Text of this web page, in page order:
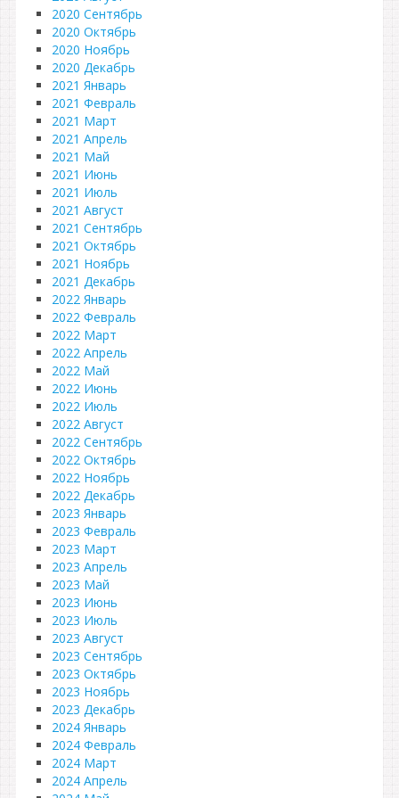
2020 Сентябрь
2020 Октябрь
2020 Ноябрь
2020 Декабрь
2021 Январь
2021 Февраль
2021 Март
2021 Апрель
2021 Май
2021 Июнь
2021 Июль
2021 Август
2021 Сентябрь
2021 Октябрь
2021 Ноябрь
2021 Декабрь
2022 Январь
2022 Февраль
2022 Март
2022 Апрель
2022 Май
2022 Июнь
2022 Июль
2022 Август
2022 Сентябрь
2022 Октябрь
2022 Ноябрь
2022 Декабрь
2023 Январь
2023 Февраль
2023 Март
2023 Апрель
2023 Май
2023 Июнь
2023 Июль
2023 Август
2023 Сентябрь
2023 Октябрь
2023 Ноябрь
2023 Декабрь
2024 Январь
2024 Февраль
2024 Март
2024 Апрель